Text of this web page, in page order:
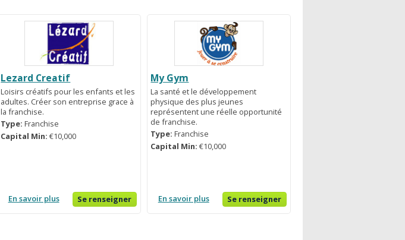
Lezard Creatif
Loisirs créatifs pour les enfants et les
adultes. Créer son entreprise grace à
la franchise.
Type:Franchise
Capital Min:€10,000
En savoir plus Se renseigner
My Gym
La santé et le développement
physique des plus jeunes
représentent une réelle opportunité
de franchise.
Type:Franchise
Capital Min:€10,000
En savoir plus Se renseigner